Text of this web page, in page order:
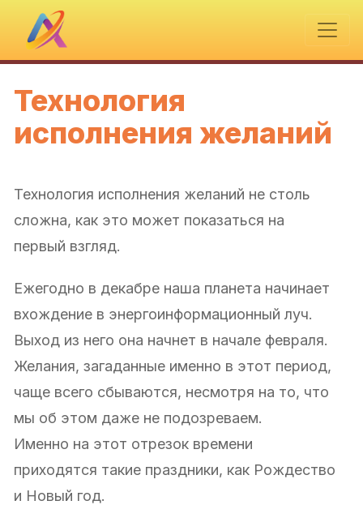
Технология
исполнения желаний
Технология исполнения желаний не столь
сложна, как это может показаться на
первый взгляд.
Ежегодно в декабре наша планета начинает
вхождение в энергоинформационный луч.
Выход из него она начнет в начале февраля.
Желания, загаданные именно в этот период,
чаще всего сбываются, несмотря на то, что
мы об этом даже не подозреваем.
Именно на этот отрезок времени
приходятся такие праздники, как Рождество
и Новый год.